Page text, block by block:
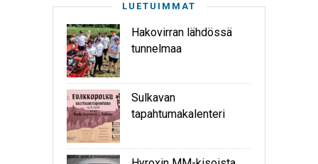
LUETUIMMAT
Hakovirran lähdössä
tunnelmaa
Sulkavan
tapahtumakalenteri